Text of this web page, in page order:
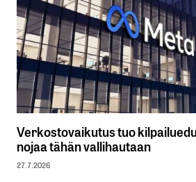
Verkostovaikutus tuo
nojaa tähän vallihautaan
27.7.2026